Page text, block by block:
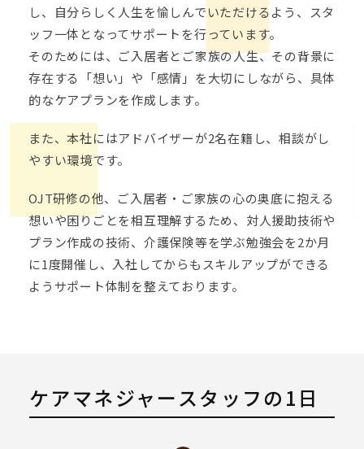
し、自分らしく人生を愉しんでいただけるよう、スタ
ッフ一体となってサポートを行っています。
そのためには、ご入居者とご家族の人生、その背景に
存在する「想い」や「感情」を大切にしながら、具体
的なケアプランを作成します。
また、本社にはアドバイザーが2名在籍し、相談がし
やすい環境です。
OJT研修の他、ご入居者・ご家族の心の奥底に抱える
想いや困りごとを相互理解するため、対人援助技術や
プラン作成の技術、介護保険等を学ぶ勉強会を2か月
に1度開催し、入社してからもスキルアップができる
ようサポート体制を整えております。
ケアマネジャースタッフの1日